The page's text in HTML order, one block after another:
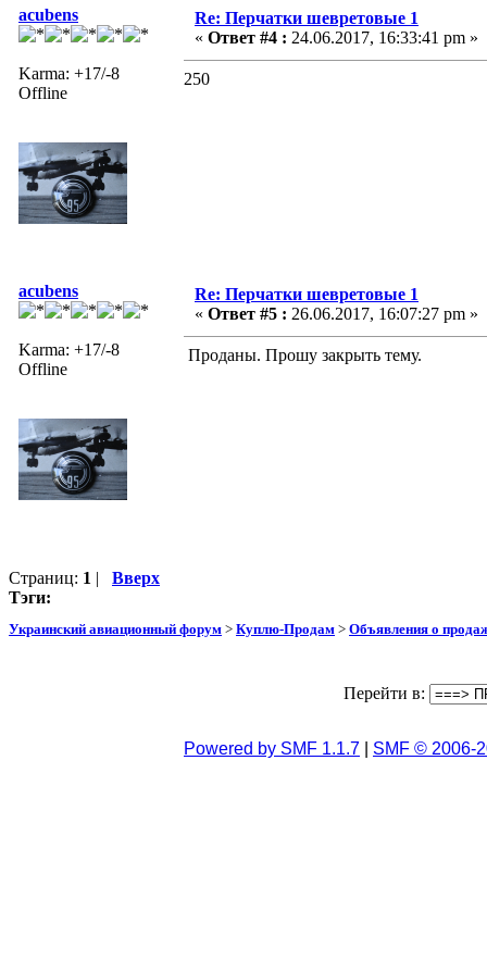
acubens
Karma: +17/-8
Offline
Re: Перчатки шевретовые 1
« Ответ #4 : 24.06.2017, 16:33:41 pm »
250
acubens
Karma: +17/-8
Offline
Re: Перчатки шевретовые 1
« Ответ #5 : 26.06.2017, 16:07:27 pm »
Проданы. Прошу закрыть тему.
Страниц: 1 | Вверх
Тэги:
Украинский авиационный форум > Куплю-Продам > Объявления о
Перейти в:
Powered by SMF 1.1.7 SMF © 2006-